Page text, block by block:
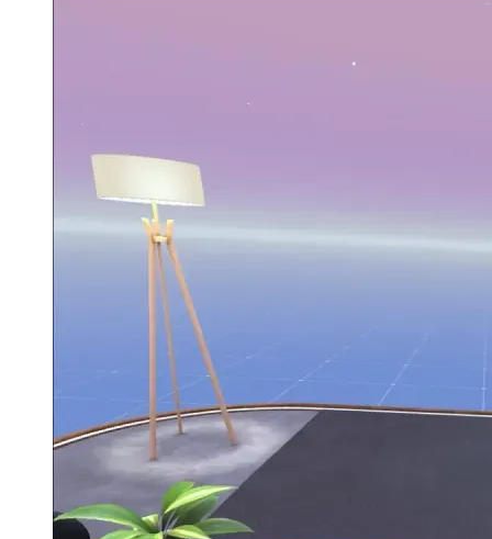
Image 4801c863f0fc
Image c663503ea00c
仮想デスクトップの品質
Quest 2の画質と鮮明さは、VRでリモートデスクトップを実
際に使用するのに十分です。モーショントラッキングは非常
に信頼性があります。デスクトップのすべてのテキストもは
っきりと読むことができます。実物そっくりの外観にはほど
遠いですが、仮想デスクトップの前に座るたびにすべてがど
れほど美しく見えるかにまだ驚いています。
顕著な遅延がありますが、それは取引を妨げるものではあり
ません。すべてのデータは5ギガヘルツのルーターを介して